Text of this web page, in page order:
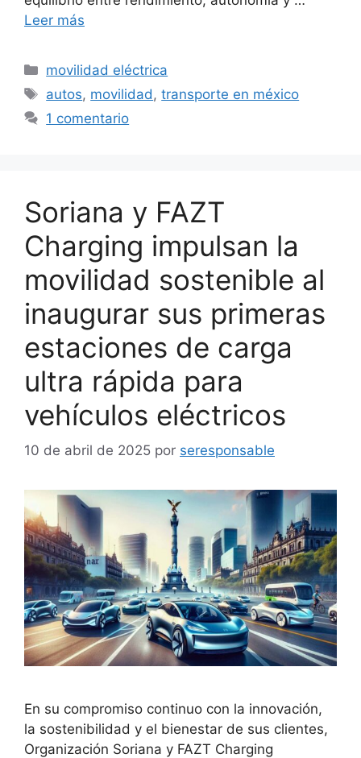
Leer más
Categorías
movilidad eléctrica
Etiquetas
autos, movilidad ,transporte en méxico
1 comentario
Soriana y FAZT
Charging impulsan la
movilidad sostenible al
inaugurar sus primeras
estaciones de carga
ultra rápida para
vehículos eléctricos
10 de abril de 2025 por seresponsable
En su compromiso continuo con la innovación,
la sostenibilidad y el bienestar de sus clientes,
Organización Soriana y FAZT Charging